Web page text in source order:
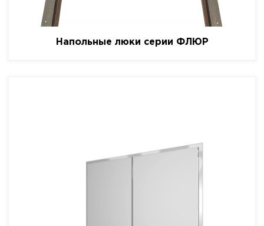
Напольные люки серии ФЛЮР